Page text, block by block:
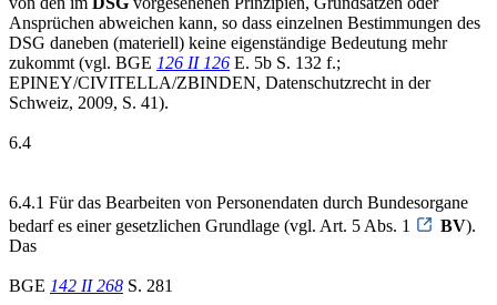
Ansprüchen abweichen kann, so dass einzelnen Bestimmungen des
DSG daneben (materiell) keine eigenständige Bedeutung mehr
zukommt (vgl. BGE 126 II 126 E. 5b S. 132 f.;
EPINEY/CIVITELLA/ZBINDEN, Datenschutzrecht in der
Schweiz, 2009, S. 41).
6.4
6.4.1 Für das Bearbeiten von Personendaten durch Bundesorgane
bedarf es einer gesetzlichen Grundlage (vgl. Art. 5 Abs. 1
BV).
Das
BGE 142 II 268 S. 281